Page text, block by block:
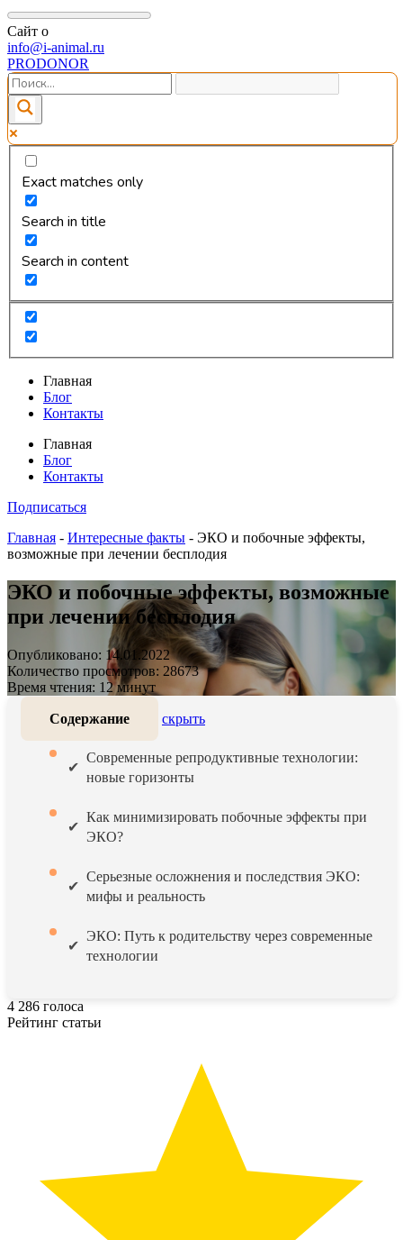
Сайт о
info@i-animal.ru
PRODONOR
Exact matches only
Search in title
Search in content
Главная
Блог
Контакты
Главная
Блог
Контакты
Подписаться
Главная - Интересные факты - ЭКО и побочные эффекты,
возможные при лечении бесплодия
ЭКО и побочные эффекты, возможные
при лечении бесплодия
Опубликовано: 14.01.2022
Количество просмотров: 28673
Время чтения: 12 минут
Содержание скрыть
Современные репродуктивные технологии:
новые горизонты
Как минимизировать побочные эффекты при
ЭКО?
Серьезные осложнения и последствия ЭКО:
мифы и реальность
ЭКО: Путь к родительству через современные
технологии
4 286 голоса
Рейтинг статьи